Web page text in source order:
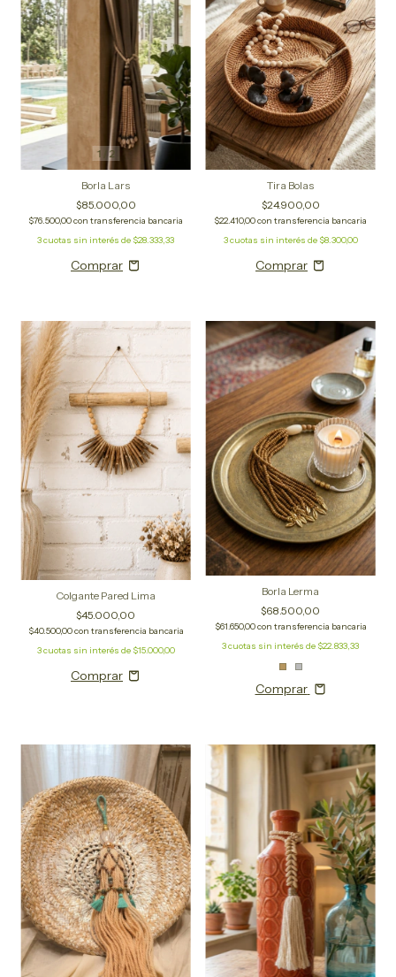
1 /2
Borla Lars
$85.000,00
$76.500,00con transferencia bancaria
3cuotas sin interés de $28.333,33
Tira Bolas
$24.900,00
$22.410,00con transferencia bancaria
3cuotas sin interés de $8.300,00
Colgante Pared Lima
$45.000,00
$40.500,00con transferencia bancaria
3cuotas sin interés de $15.000,00
Borla Lerma
$68.500,00
$61.650,00con transferencia bancaria
3cuotas sin interés de $22.833,33
Comprar